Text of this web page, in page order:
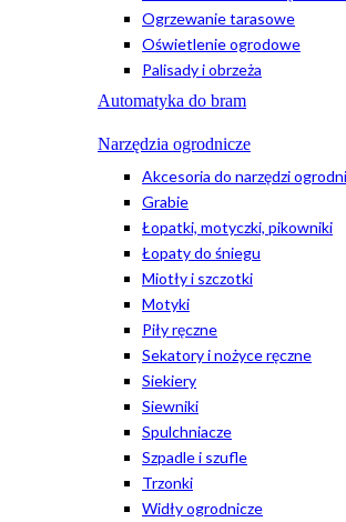
Ogrzewanie tarasowe
Oświetlenie ogrodowe
Palisady i obrzeża
Automatyka do bram
Narzędzia ogrodnicze
Akcesoria do narzędzi
Grabie
Łopatki, motyczki, pikowniki
Łopaty do śniegu
Miotły i szczotki
Motyki
Piły ręczne
Sekatory i nożyce ręczne
Siekiery
Siewniki
Spulchniacze
Szpadle i szufle
Trzonki
Widły ogrodnicze